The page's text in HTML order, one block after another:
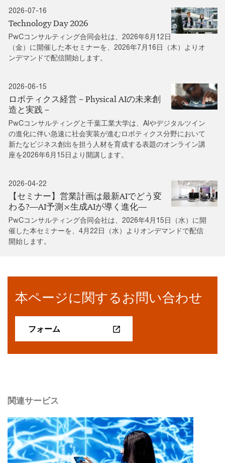
2026-07-16
Technology Day 2026
PwCコンサルティング合同会社は、2026年6月12日
（金）に開催した本セミナーを、2026年7月16日（木）よりオ
ンデマンドで配信開始します。
2026-06-15
ロボティクス経営－Physical AIの未来創
造と実践－
PwCコンサルティングと千葉工業大学は、AIやデジタルツイン
の進化に伴い急速に社会実装が進むロボティクス分野において
新たなビジネス創出を担う人材を育成する表題のオンライン講
座を2026年6月15日より開講します。
2026-04-22
【セミナー】営業計画は最新AIでどう変
わる?―AI予測×生成AIが導く進化―
PwCコンサルティング合同会社は、2026年4月15日（水）に開
催した本セミナーを、4月22日（水）よりオンデマンドで配信
開始します。
本ページに関するお問い合わせ
フォーム
関連サービス